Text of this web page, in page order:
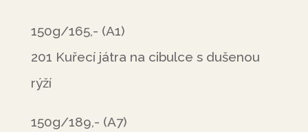
150g/165,- (A1)
201 Kuřecí játra na cibulce s dušenou
rýží
150g/189,- (A7)